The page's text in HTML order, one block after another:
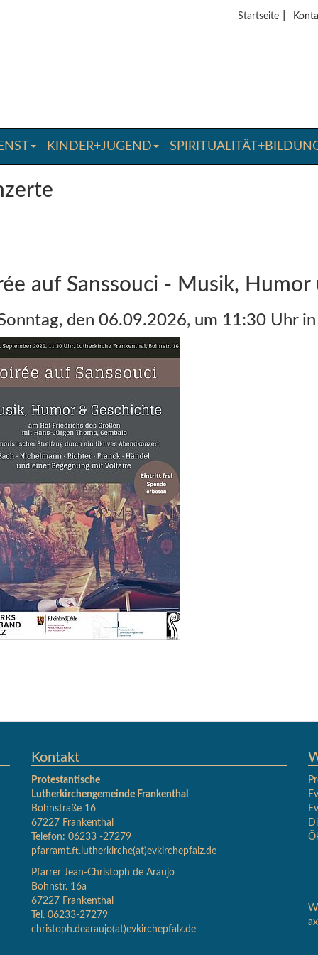
Startseite
KINDER+JUGEND
auf Sanssouci - Musik,
den 06.09.2026, um 11:30 Uhr
Kontakt
Protestantische
Lutherkirchengemeinde Frankenthal
Bohnstraße 16
67227 Frankenthal
Telefon: 06233 -27279
pfarramt.ft.lutherkirche(at)evkirchepfalz.de
Pfarrer Jean-Christoph de Araujo
Bohnstr. 16a
67227 Frankenthal
Tel. 06233-27279
christoph.dearaujo(at)evkirchepfalz.de